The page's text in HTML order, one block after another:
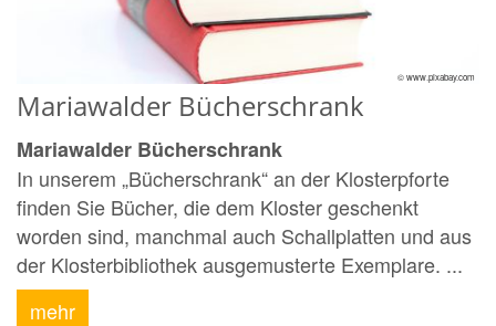
© www.pixabay.com
Mariawalder Bücherschrank
Mariawalder Bücherschrank
In unserem „Bücherschrank“ an der Klosterpforte
finden Sie Bücher, die dem Kloster geschenkt
worden sind, manchmal auch Schallplatten und aus
der Klosterbibliothek ausgemusterte Exemplare. ...
mehr